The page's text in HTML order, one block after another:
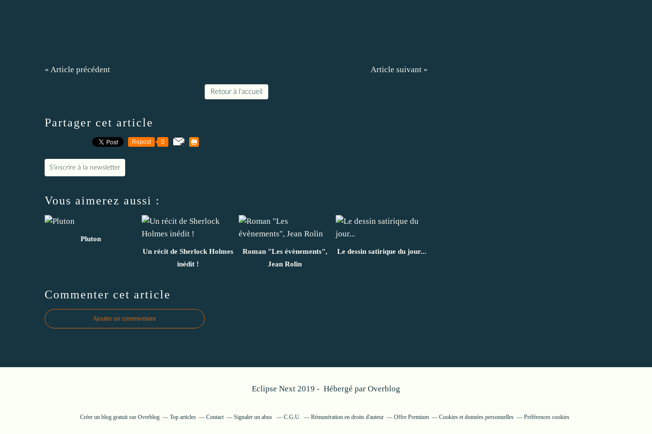
« Article précédent Article suivant »
Retour à l'accueil
Partager cet article
Repost 0
S'inscrire à la newsletter
Vous aimerez aussi :
Pluton
Un récit de Sherlock Holmes
inédit !
Roman "Les évènements",
Jean Rolin
Le dessin satirique du jour...
Commenter cet article
Ajouter un commentaire
Eclipse Next 2019 - Hébergé par Overblog
Créer un blog gratuit sur Overblog Top articles Contact Signaler un abus C.G.U. Rémunération en droits d'auteur Offre Premium Cookies et données personnelles Préférences cookies